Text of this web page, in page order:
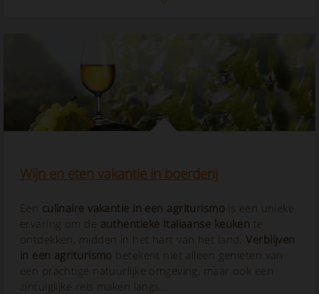
Wijn en eten vakantie in boerderij
Een culinaire vakantie in een agriturismo is een unieke
ervaring om de authentieke Italiaanse keuken te
ontdekken, midden in het hart van het land.Verblijven
in een agriturismo betekent niet alleen genieten van
een prachtige natuurlijke omgeving, maar ook een
zintuiglijke reis maken langs...